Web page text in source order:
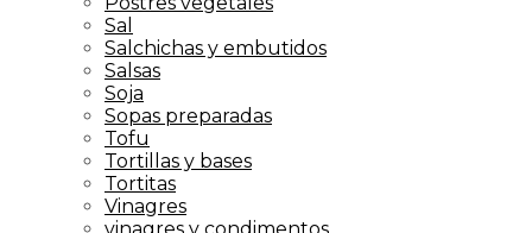
Sal
Salchichas y embutidos
Salsas
Soja
Sopas preparadas
Tofu
Tortillas y bases
Tortitas
Vinagres
vinagres y condimentos